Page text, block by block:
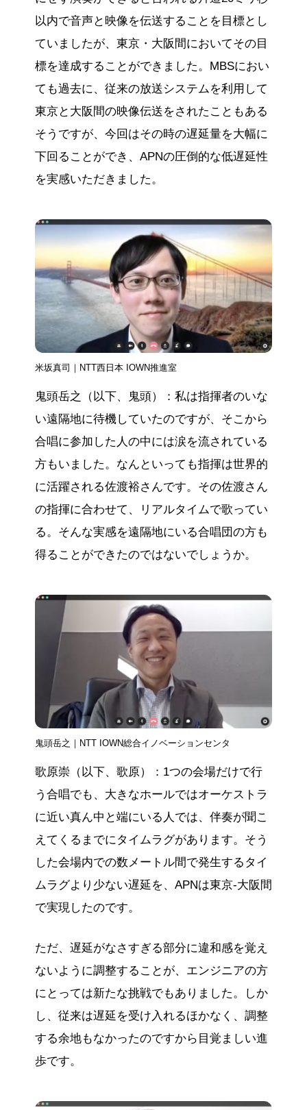
以内で音声と映像を伝送することを目標とし
ていましたが、東京・大阪間においてその目
標を達成することができました。MBSにおい
ても過去に、従来の放送システムを利用して
東京と大阪間の映像伝送をされたこともある
そうですが、今回はその時の遅延量を大幅に
下回ることができ、APNの圧倒的な低遅延性
を実感いただきました。
米坂真司｜NTT西日本 IOWN推進室
鬼頭岳之（以下、鬼頭）：私は指揮者のいな
い遠隔地に待機していたのですが、そこから
合唱に参加した人の中には涙を流されている
方もいました。なんといっても指揮は世界的
に活躍される佐渡裕さんです。その佐渡さん
の指揮に合わせて、リアルタイムで歌ってい
る。そんな実感を遠隔地にいる合唱団の方も
得ることができたのではないでしょうか。
鬼頭岳之｜NTT IOWN総合イノベーションセンタ
歌原崇（以下、歌原）：1つの会場だけで行
う合唱でも、大きなホールではオーケストラ
に近い真ん中と端にいる人では、伴奏が聞こ
えてくるまでにタイムラグがあります。そう
した会場内での数メートル間で発生するタイ
ムラグより少ない遅延を、APNは東京‐大阪間
で実現したのです。
ただ、遅延がなさすぎる部分に違和感を覚え
ないように調整することが、エンジニアの方
にとっては新たな挑戦でもありました。しか
し、従来は遅延を受け入れるほかなく、調整
する余地もなかったのですから目覚ましい進
歩です。